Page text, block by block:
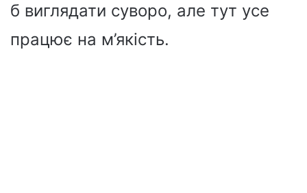
б виглядати суворо, але тут усе
працює на м’якість.